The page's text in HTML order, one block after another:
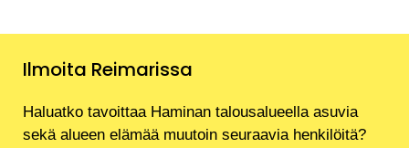
Ilmoita Reimarissa
Haluatko tavoittaa Haminan talousalueella asuvia
sekä alueen elämää muutoin seuraavia henkilöitä?